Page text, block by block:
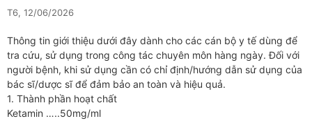
T6, 12/06/2026
Thông tin giới thiệu dưới đây dành cho các cán bộ y tế dùng để
tra cứu, sử dụng trong công tác chuyên môn hàng ngày. Đối với
người bệnh, khi sử dụng cần có chỉ định/hướng dẫn sử dụng của
bác sĩ/dược sĩ để đảm bảo an toàn và hiệu quả.
1. Thành phần hoạt chất
Ketamin …..50mg/ml